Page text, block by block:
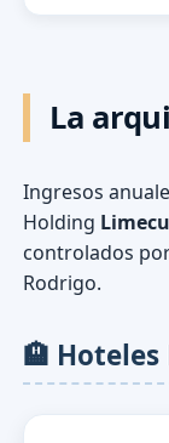
La
Ingresos
Holding Limecu
controlados
Rodrigo.
🏨 Hoteles